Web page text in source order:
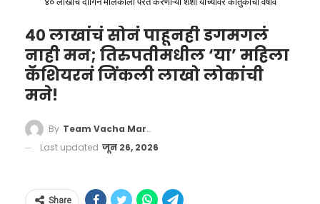
या कामगिरीमुळे आगामी हंगामात वॉर्नरकडून आणखी
मोठ्या अपेक्षा व्यक्त केल्या जात आहेत.
४० लाखांचं सोनं पाहूनही डगमगलं
नाही मन; तिरुपतीमधील ‘या’ महिला
कॅशियरनं जिंकली लाखो लोकांची
मने!
By Team Vacha Marathi
Last updated जून 26, 2026
Share